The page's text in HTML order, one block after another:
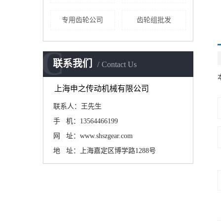
专用齿轮公司 齿轮组批发
联系我们 Contact Us
C
上海申之传动机械有限公司
联系人：王先生
手 机：13564466199
网 址：www.shszgear.com
地 址：上海嘉定区博学路1288号